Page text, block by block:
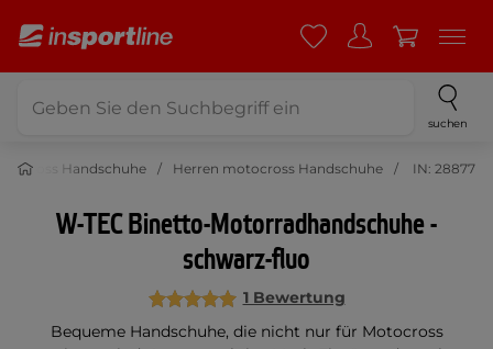
suchen
Handschuhe Herren motocross Handschuhe IN: 28877
W-TEC Binetto-Motorradhandschuhe -
schwarz-fluo
1 Bewertung
Bequeme Handschuhe, die nicht nur für Motocross